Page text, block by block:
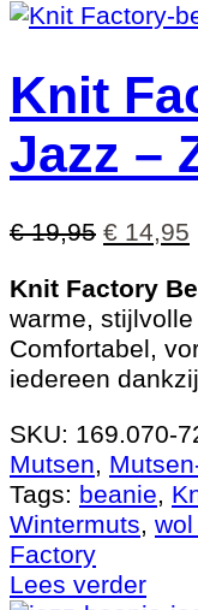
Knit
Jazz –
€19,95
was:
€ 19,95.
€ 14,95
Knit Factory
warme,
Comfortabel,
iedereen dankzij
SKU: 169.070-
Mutsen,
Tags: beanie,
Wintermuts,
Factory
Lees verder